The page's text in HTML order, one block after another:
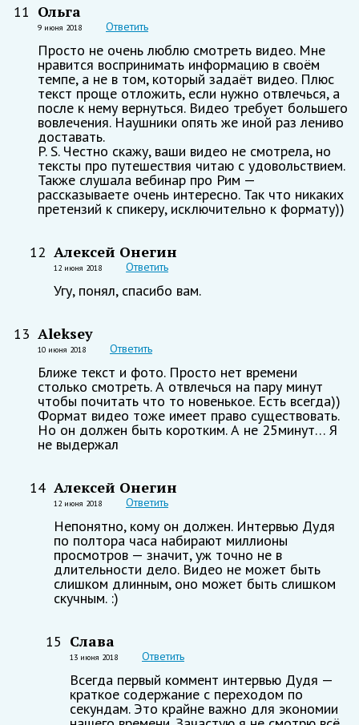
11 Ольга
9 июня 2018 Ответить
Просто не очень люблю смотреть видео. Мне
нравится воспринимать информацию в своём
темпе, а не в том, который задаёт видео. Плюс
текст проще отложить, если нужно отвлечься, а
после к нему вернуться. Видео требует большего
вовлечения. Наушники опять же иной раз лениво
доставать.
P. S. Честно скажу, ваши видео не смотрела, но
тексты про путешествия читаю с удовольствием.
Также слушала вебинар про Рим —
рассказываете очень интересно. Так что никаких
претензий к спикеру, исключительно к формату))
12 Алексей Онегин
12 июня 2018 Ответить
Угу, понял, спасибо вам.
13 Aleksey
10 июня 2018 Ответить
Ближе текст и фото. Просто нет времени
столько смотреть. А отвлечься на пару минут
чтобы почитать что то новенькое. Есть всегда))
Формат видео тоже имеет право существовать.
Но он должен быть коротким. А не 25минут… Я
не выдержал
14 Алексей Онегин
12 июня 2018 Ответить
Непонятно, кому он должен. Интервью Дудя
по полтора часа набирают миллионы
просмотров — значит, уж точно не в
длительности дело. Видео не может быть
слишком длинным, оно может быть слишком
скучным. :)
15 Слава
13 июня 2018 Ответить
Всегда первый коммент интервью Дудя —
краткое содержание с переходом по
секундам. Это крайне важно для экономии